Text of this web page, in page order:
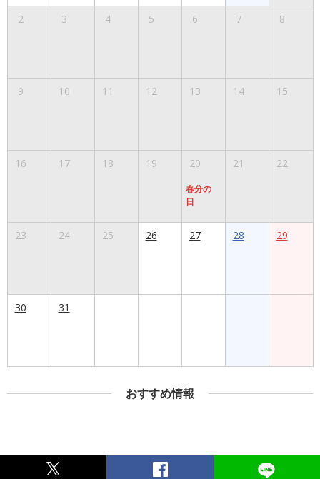
2 3 4 5 6 7 8
9 10 11 12 13 14 15
16 17 18 19 20
春分の
日
21 22
23 24 25 26 27 28 29
30 31
おすすめ情報